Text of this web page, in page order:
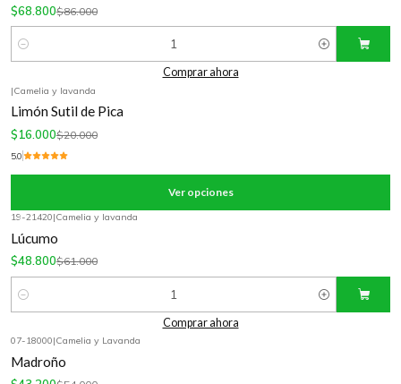
$68.800$86.000
Cantidad
Comprar ahora
|Camelia y lavanda
Limón Sutil de Pica
$16.000$20.000
5.0
Ver opciones
19-21420|Camelia y lavanda
Lúcumo
$48.800$61.000
Cantidad
Comprar ahora
07-18000|Camelia y Lavanda
Madroño